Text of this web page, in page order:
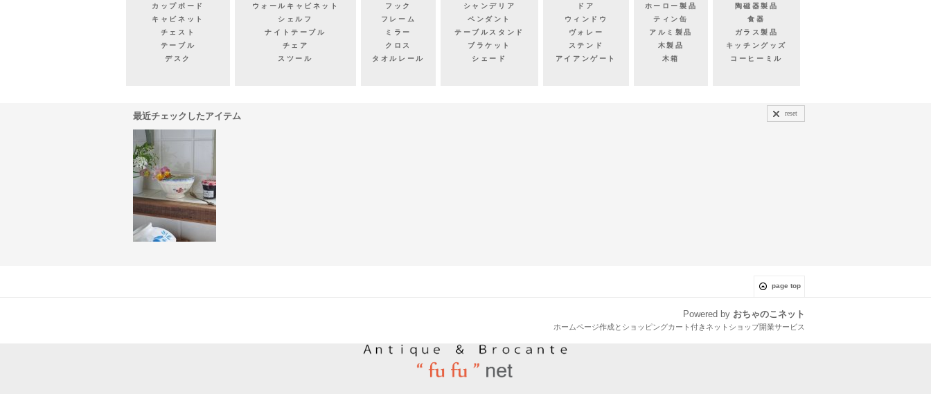
カップボード
キャビネット
チェスト
テーブル
デスク
ウォールキャビネット
シェルフ
ナイトテーブル
チェア
スツール
フック
フレーム
ミラー
クロス
タオルレール
シャンデリア
ペンダント
テーブルスタンド
ブラケット
シェード
ドア
ウィンドウ
ヴォレー
ステンド
アイアンゲート
ホーロー製品
ティン缶
アルミ製品
木製品
木箱
陶磁器製品
食器
ガラス製品
キッチングッズ
コーヒーミル
最近チェックしたアイテム reset
page top
Powered by おちゃのこネット
ホームページ作成とショッピングカート付きネットショップ開業サービス